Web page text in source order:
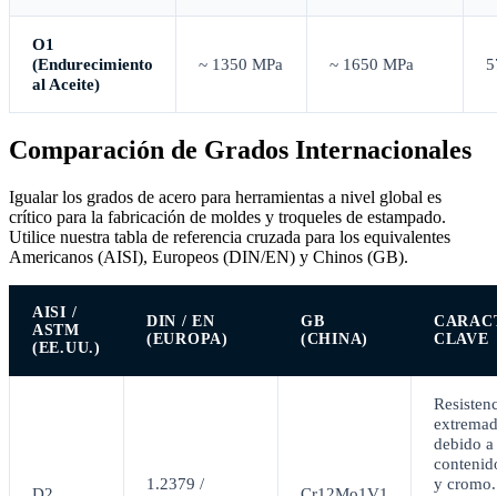
O1
(Endurecimiento
al Aceite)
~ 1350 MPa ~ 1650 MPa
Comparación de Grados Internacionales
Igualar los grados de acero para herramientas a nivel global es
crítico para la fabricación de moldes y troqueles de estampado.
Utilice nuestra tabla de referencia cruzada para los equivalentes
Americanos (AISI), Europeos (DIN/EN) y Chinos (GB).
AISI /
ASTM
(EE.UU.)
DIN / EN
(EUROPA)
GB
(CHINA)
CLAVE
1.2379 /
debido
y